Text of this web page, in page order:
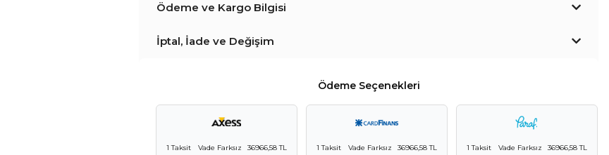
Ödeme ve Kargo Bilgisi
İptal, İade ve Değişim
Ödeme Seçenekleri
1 Taksit Vade Farksız
36966,58 TL
1 Taksit Vade Farksız
36966,58 TL
1 Taksit Vade Farksız
36966,58 TL